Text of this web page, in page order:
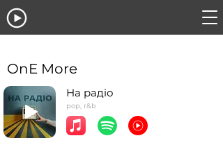
OnE More
На радіо
pop, r&b